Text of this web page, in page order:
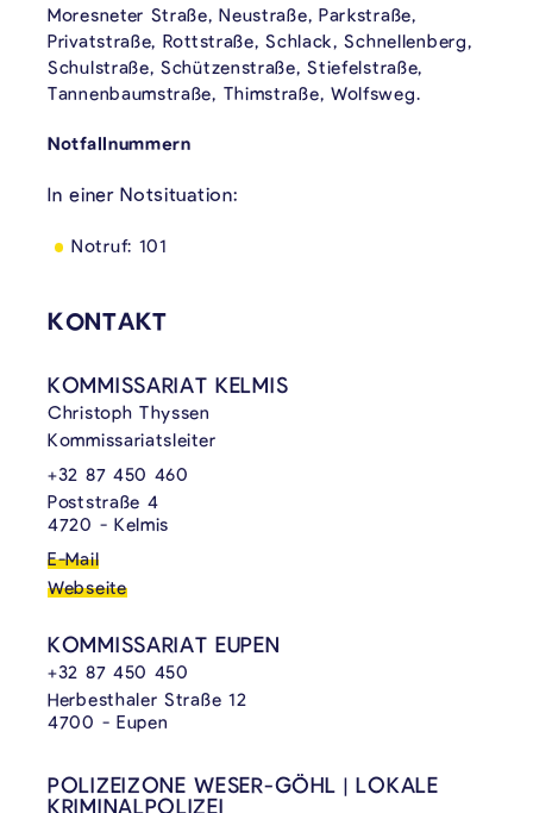
Moresneter Straße, Neustraße, Parkstraße,
Privatstraße, Rottstraße, Schlack, Schnellenberg,
Schulstraße, Schützenstraße, Stiefelstraße,
Tannenbaumstraße, Thimstraße, Wolfsweg.
Notfallnummern
In einer Notsituation:
Notruf: 101
KONTAKT
KOMMISSARIAT KELMIS
Christoph Thyssen
Kommissariatsleiter
+32 87 450 460
Poststraße 4
4720 - Kelmis
E-Mail
Webseite
KOMMISSARIAT EUPEN
+32 87 450 450
Herbesthaler Straße 12
4700 - Eupen
POLIZEIZONE WESER-GÖHL | LOKALE
KRIMINALPOLIZEI